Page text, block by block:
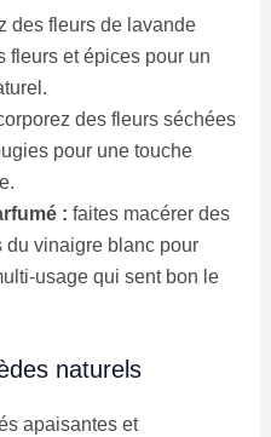
des fleurs de lavande
fleurs et épices pour un
des fleurs séchées
pour une touche
: faites macérer des
vinaigre blanc pour
usage qui sent bon le
naturels
apaisantes et